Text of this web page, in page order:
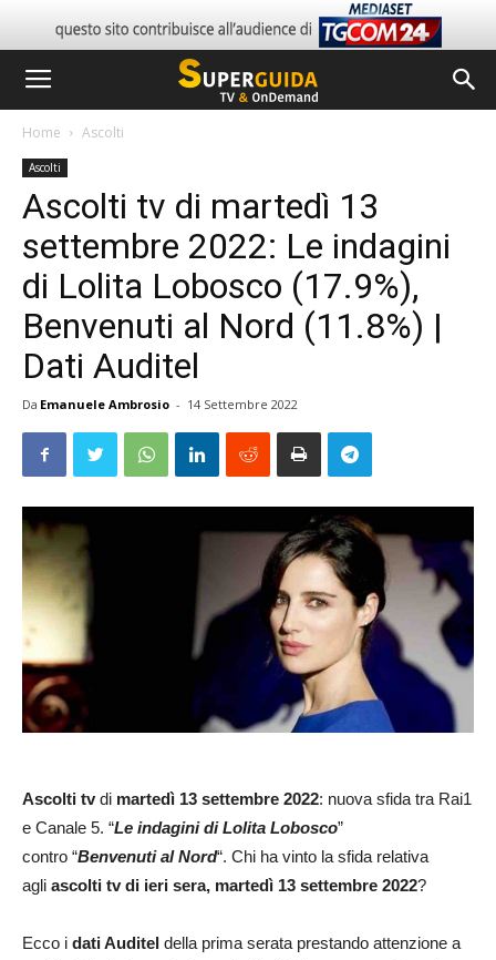
Home Ascolti
Ascolti
Ascolti tv di martedì 13
settembre 2022: Le indagini
di Lolita Lobosco (17.9%),
Benvenuti al Nord (11.8%) |
Dati Auditel
Da Emanuele Ambrosio - 14 Settembre 2022
Ascolti tvdi martedì 13 settembre 2022: nuova sfida tra Rai1
e Canale 5. “Le indagini di Lolita Lobosco”
contro “Benvenuti al Nord“. Chi ha vinto la sfida relativa
agli ascolti tv di ieri sera, martedì 13 settembre 2022?
Ecco i dati Auditel della prima serata prestando attenzione a